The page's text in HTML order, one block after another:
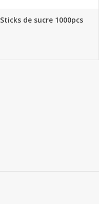
Sticks de sucre 1000pcs